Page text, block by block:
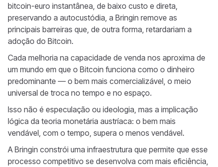
bitcoin-euro instantânea, de baixo custo e direta,
preservando a autocustódia, a Bringin remove as
principais barreiras que, de outra forma, retardariam a
adoção do Bitcoin.
Cada melhoria na capacidade de venda nos aproxima de
um mundo em que o Bitcoin funciona como o dinheiro
predominante — o bem mais comercializável, o meio
universal de troca no tempo e no espaço.
Isso não é especulação ou ideologia, mas a implicação
lógica da teoria monetária austríaca: o bem mais
vendável, com o tempo, supera o menos vendável.
A Bringin constrói uma infraestrutura que permite que esse
processo competitivo se desenvolva com mais eficiência,